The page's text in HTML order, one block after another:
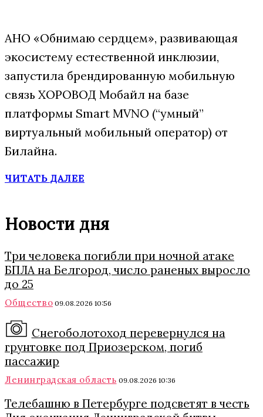
АНО «Обнимаю сердцем», развивающая
экосистему естественной инклюзии,
запустила брендированную мобильную
связь ХОРОВОД Мобайл на базе
платформы Smart MVNO (“умный”
виртуальный мобильный оператор) от
Билайна.
ЧИТАТЬ ДАЛЕЕ
Новости дня
Три человека погибли при ночной атаке
БПЛА на Белгород, число раненых выросло
до 25
Общество 09.08.2026 10:56
Снегоболотоход перевернулся на
грунтовке под Приозерском, погиб
пассажир
Ленинградская область 09.08.2026 10:36
Телебашню в Петербурге подсветят в честь